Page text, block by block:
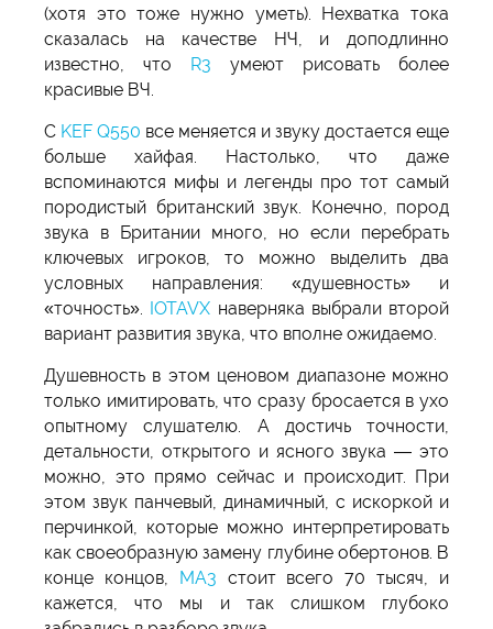
(хотя это тоже нужно уметь). Нехватка тока
сказалась на качестве НЧ, и доподлинно
известно, что R3 умеют рисовать более
красивые ВЧ.
С KEF Q550 все меняется и звуку достается еще
больше хайфая. Настолько, что даже
вспоминаются мифы и легенды про тот самый
породистый британский звук. Конечно, пород
звука в Британии много, но если перебрать
ключевых игроков, то можно выделить два
условных направления: «душевность» и
«точность». IOTAVX наверняка выбрали второй
вариант развития звука, что вполне ожидаемо.
Душевность в этом ценовом диапазоне можно
только имитировать, что сразу бросается в ухо
опытному слушателю. А достичь точности,
детальности, открытого и ясного звука — это
можно, это прямо сейчас и происходит. При
этом звук панчевый, динамичный, с искоркой и
перчинкой, которые можно интерпретировать
как своеобразную замену глубине обертонов. В
конце концов, MA3 стоит всего 70 тысяч, и
кажется, что мы и так слишком глубоко